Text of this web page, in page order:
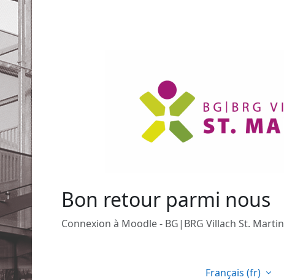
Bon retour parmi nous
Connexion à Moodle - BG|BRG Villach St. Martin
Français ‎(fr)‎